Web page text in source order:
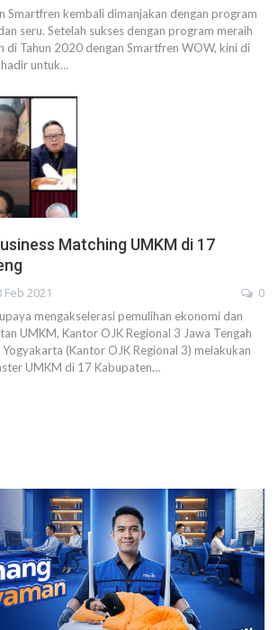
Smartfren kembali dimanjakan dengan program
seru. Setelah sukses dengan program meraih
di Tahun 2020 dengan Smartfren WOW, kini di
untuk…
Matching UMKM di 17
Feb 2021 0
mengakselerasi pemulihan ekonomi dan
UMKM, Kantor OJK Regional 3 Jawa Tengah
(Kantor OJK Regional 3) melakukan
UMKM di 17 Kabupaten…